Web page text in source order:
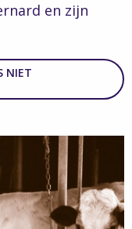
en zijn
NIET